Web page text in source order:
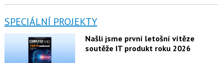
SPECIÁLNÍ PROJEKTY
Našli jsme první letošní vítěze
soutěže IT produkt roku 2026